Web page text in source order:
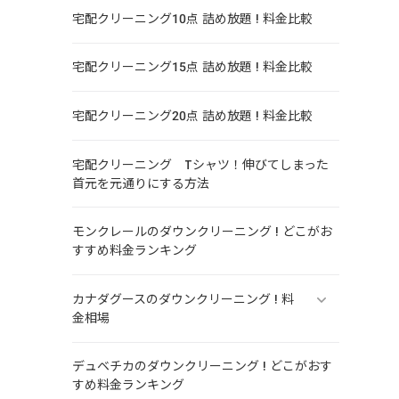
宅配クリーニング10点 詰め放題 ! 料金比較
宅配クリーニング15点 詰め放題 ! 料金比較
宅配クリーニング20点 詰め放題 ! 料金比較
宅配クリーニング Tシャツ！伸びてしまった
首元を元通りにする方法
モンクレールのダウンクリーニング ! どこがお
すすめ料金ランキング
カナダグースのダウンクリーニング ! 料
金相場
デュベチカのダウンクリーニング ! どこがおす
すめ料金ランキング